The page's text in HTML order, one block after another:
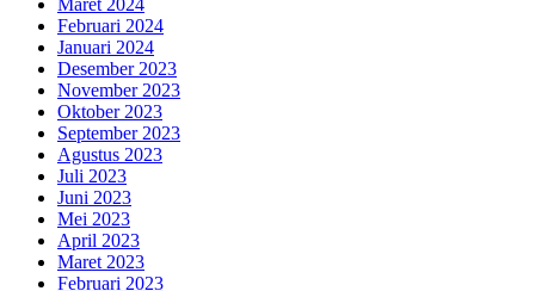
Februari 2024
Januari 2024
Desember 2023
November 2023
Oktober 2023
September 2023
Agustus 2023
Juli 2023
Juni 2023
Mei 2023
April 2023
Maret 2023
Februari 2023